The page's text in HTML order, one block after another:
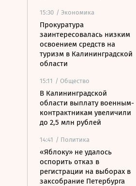
15:30 / Экономика
Прокуратура
заинтересовалась низким
освоением средств на
туризм в Калининградской
области
15:11 / Общество
В Калининградской
области выплату военным-
контрактникам увеличили
до 2,5 млн рублей
14:41 / Политика
«Яблоку» не удалось
оспорить отказ в
регистрации на выборах в
заксобрание Петербурга